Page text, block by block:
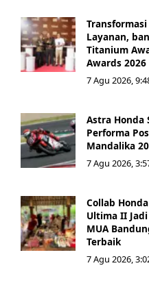
Layanan,
Titanium
Awards 2026
7 Agu 2026,
Astra Honda
Performa
Mandalika
7 Agu 2026,
Collab
Ultima II
MUA
Terbaik
7 Agu 2026,